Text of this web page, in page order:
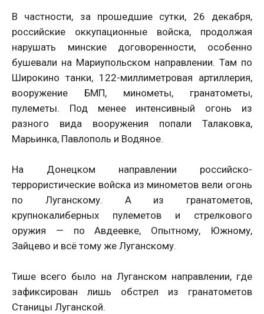
В частности, за прошедшие сутки, 26 декабря,
российские оккупационные войска, продолжая
нарушать минские договоренности, особенно
бушевали на Мариупольском направлении. Там по
Широкино танки, 122-миллиметровая артиллерия,
вооружение БМП, минометы, гранатометы,
пулеметы. Под менее интенсивный огонь из
разного вида вооружения попали Талаковка,
Марьинка, Павлополь и Водяное.
На Донецком направлении российско-
террористические войска из минометов вели огонь
по Луганскому. А из гранатометов,
крупнокалиберных пулеметов и стрелкового
оружия — по Авдеевке, Опытному, Южному,
Зайцево и всё тому же Луганскому.
Тише всего было на Луганском направлении, где
зафиксирован лишь обстрел из гранатометов
Станицы Луганской.